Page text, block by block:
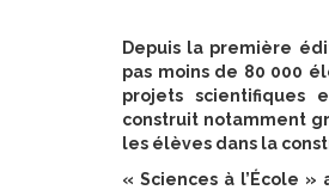
Depuis la première
pas moins de 80 000
projets scientifiques
construit notamment
les élèves dans la
« Sciences à l’École